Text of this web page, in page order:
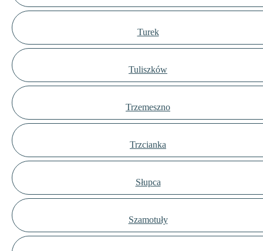
Turek
Tuliszków
Trzemeszno
Trzcianka
Słupca
Szamotuły